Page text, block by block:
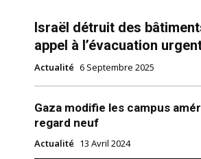
Israël détruit des
appel à l’évacuation
Actualité 6 Septembre 2025
Gaza modifie les campus
regard neuf
Actualité 13 Avril 2024